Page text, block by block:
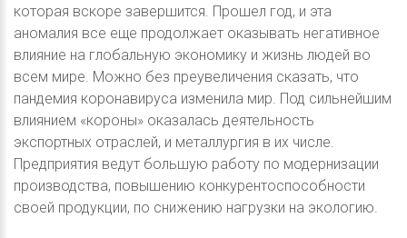
которая вскоре завершится. Прошел год, и эта
аномалия все еще продолжает оказывать негативное
влияние на глобальную экономику и жизнь людей во
всем мире. Можно без преувеличения сказать, что
пандемия коронавируса изменила мир. Под сильнейшим
влиянием «короны» оказалась деятельность
экспортных отраслей, и металлургия в их числе.
Предприятия ведут большую работу по модернизации
производства, повышению конкурентоспособности
своей продукции, по снижению нагрузки на экологию.